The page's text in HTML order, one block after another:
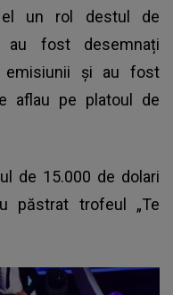
un rol destul de
au fost desemnați
emisiunii și au fost
aflau pe platoul de
de 15.000 de dolari
păstrat trofeul „Te